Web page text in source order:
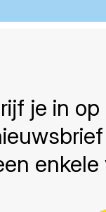
je in op
enkele